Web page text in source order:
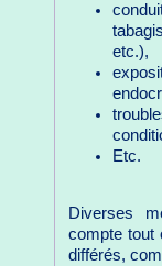
etc.),
Etc.
Diverses
compte tout
différés,